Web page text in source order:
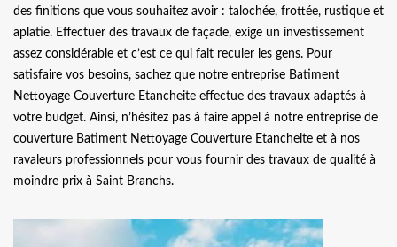
des finitions que vous souhaitez avoir : talochée, frottée, rustique et
aplatie. Effectuer des travaux de façade, exige un investissement
assez considérable et c’est ce qui fait reculer les gens. Pour
satisfaire vos besoins, sachez que notre entreprise Batiment
Nettoyage Couverture Etancheite effectue des travaux adaptés à
votre budget. Ainsi, n’hésitez pas à faire appel à notre entreprise de
couverture Batiment Nettoyage Couverture Etancheite et à nos
ravaleurs professionnels pour vous fournir des travaux de qualité à
moindre prix à Saint Branchs.